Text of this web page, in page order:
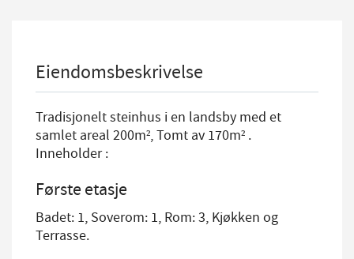
Eiendomsbeskrivelse
Tradisjonelt steinhus i en landsby med et
samlet areal 200m², Tomt av 170m² .
Inneholder :
Første etasje
Badet: 1, Soverom: 1, Rom: 3, Kjøkken og
Terrasse.